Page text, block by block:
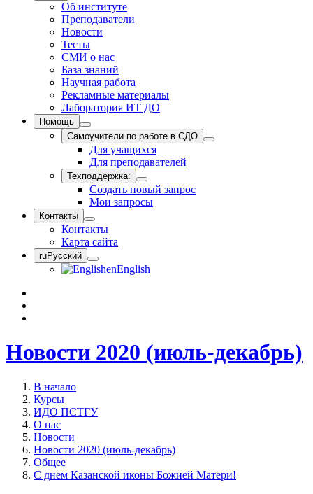
Об институте
Преподаватели
Новости
Тесты
СМИ о нас
База знаний
Научная работа
Рекламные материалы
Лаборатория ИТ ДО
Помощь
Самоучители по работе в СДО
Для учащихся
Для преподавателей
Техподдержка:
Создать новый запрос
Мои запросы
Контакты
Контакты
Карта сайта
ruРусский
enEnglish
Новости 2020 (июль-декабрь)
В начало
Курсы
ИДО ПСТГУ
О нас
Новости
Новости 2020 (июль-декабрь)
Общее
С днем Казанской иконы Божией Матери!